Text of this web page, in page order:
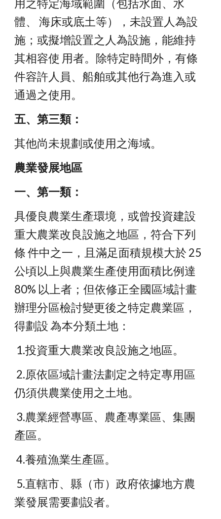
用之特定海域範圍（包括水面、水
體、 海床或底土等），未設置人為設
施；或擬增設置之人為設施，能維持
其相容使 用者。除特定時間外，有條
件容許人員、船舶或其他行為進入或
通過之使用。
五、第三類：
其他尚未規劃或使用之海域。
農業發展地區
一、第一類：
具優良農業生產環境，或曾投資建設
重大農業改良設施之地區，符合下列
條 件中之一，且滿足面積規模大於 25
公頃以上與農業生產使用面積比例達
80% 以上者；但依修正全國區域計畫
辦理分區檢討變更後之特定農業區，
得劃設 為本分類土地：
1.投資重大農業改良設施之地區。
仍須供農業使用之土地。
產區。
4.養殖漁業生產區。
業發展需要劃設者。